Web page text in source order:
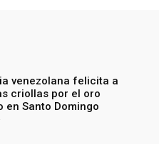
venezolana felicita a
criollas por el oro
en Santo Domingo